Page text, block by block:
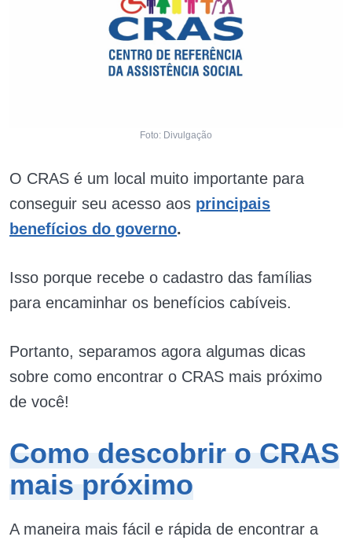
Foto: Divulgação
O CRAS é um local muito importante para
conseguir seu acesso aos principais
benefícios do governo.
Isso porque recebe o cadastro das famílias
para encaminhar os benefícios cabíveis.
Portanto, separamos agora algumas dicas
sobre como encontrar o CRAS mais próximo
de você!
Como descobrir o CRAS
mais próximo
A maneira mais fácil e rápida de encontrar a